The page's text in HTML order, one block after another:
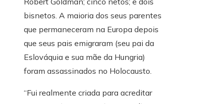
bisnetos. A maioria dos seus parentes
que permaneceram na Europa depois
que seus pais emigraram (seu pai da
Eslováquia e sua mãe da Hungria)
foram assassinados no Holocausto.
“Fui realmente criada para acreditar